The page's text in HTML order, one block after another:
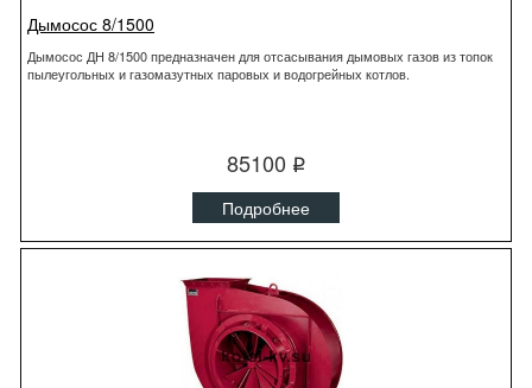
Дымосос 8/1500
Дымосос ДН 8/1500 предназначен для отсасывания дымовых газов из топок
пылеугольных и газомазутных паровых и водогрейных котлов.
85100 q
Подробнее